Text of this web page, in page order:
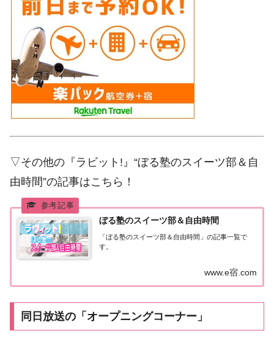
▽その他の『ラビット!』“ぼる塾のスイーツ部＆自
由時間”の記事はこちら！
ぼる塾のスイーツ部＆自由時間
「ぼる塾のスイーツ部＆自由時間」の記事一覧で
す。
www.e宿.com
同日放送の「オープニングコーナー」